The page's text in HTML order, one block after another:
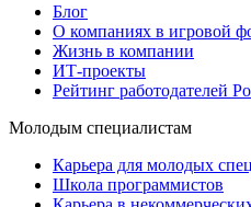
Блог
О компаниях в игровой
Жизнь в компании
ИТ-проекты
Рейтинг работодателей
Молодым специалистам
Карьера для молодых
Школа программистов